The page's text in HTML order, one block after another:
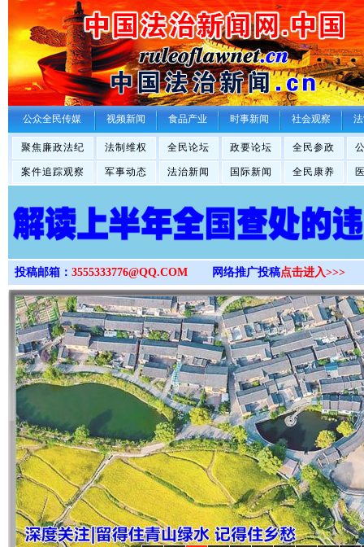
>
公众全民传媒 视频新闻 食品产业 时事新闻 社会观察
聚焦廉政法纪 法制维权 全民论坛 政要论坛 全民参政
案件追踪观察 军事动态 法治新闻 国际新闻 全民康养
投稿邮箱： 3555333776@QQ.COM 网络推广投稿点击进入>>>